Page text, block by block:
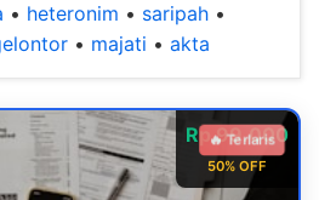
• heteronim • saripah •
• majati • akta
Rp 99.000
50% OFF
🔥 Terlaris